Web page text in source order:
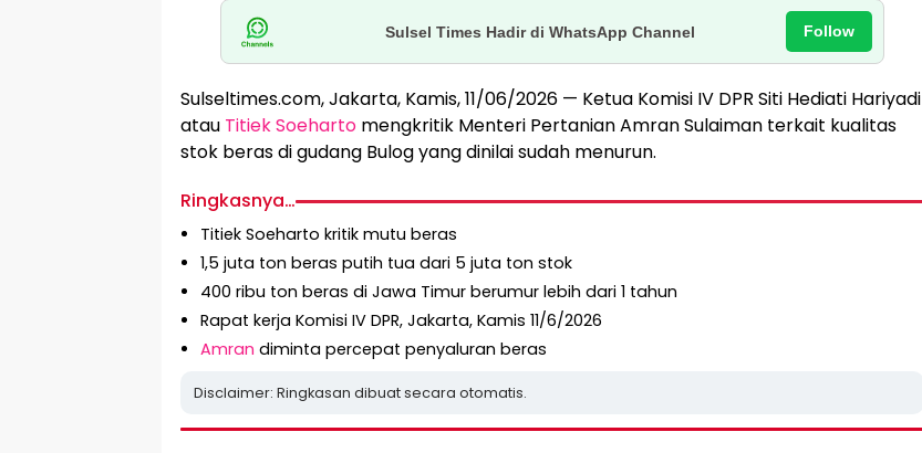
Sulsel Times Hadir di WhatsApp Channel Follow
Sulseltimes.com, Jakarta, Kamis, 11/06/2026 — Ketua Komisi IV DPR Siti Hediati Hariyadi
atau Titiek Soeharto mengkritik Menteri Pertanian Amran Sulaiman terkait kualitas
stok beras di gudang Bulog yang dinilai sudah menurun.
Ringkasnya…
Titiek Soeharto kritik mutu beras
1,5 juta ton beras putih tua dari 5 juta ton stok
400 ribu ton beras di Jawa Timur berumur lebih dari 1 tahun
Rapat kerja Komisi IV DPR, Jakarta, Kamis 11/6/2026
Amran diminta percepat penyaluran beras
Disclaimer: Ringkasan dibuat secara otomatis.